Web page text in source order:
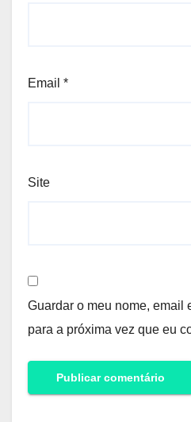
Email *
Site
Guardar o meu nome, email
para a próxima vez que eu